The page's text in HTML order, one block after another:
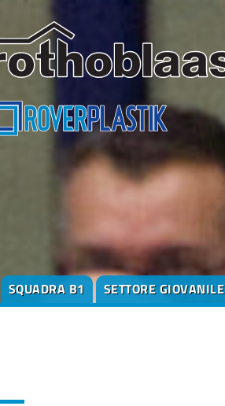
SQUADRA B1 SETTORE GIOVANILE